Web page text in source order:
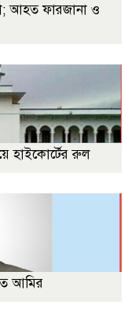
আহত ফারজানা ও
হাইকোর্টের রুল
আমির